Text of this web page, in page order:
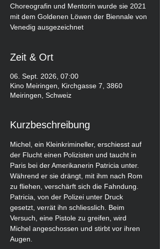
Choreografin und Mentorin wurde sie 2021
mit dem Goldenen Löwen der Biennale von
Venedig ausgezeichnet
Zeit & Ort
06. Sept. 2026, 07:00
Kino Meiringen, Kirchgasse 7, 3860
Meiringen, Schweiz
Kurzbeschreibung
Michel, ein Kleinkrimineller, erschiesst auf
der Flucht einen Polizisten und taucht in
Paris bei der Amerikanerin Patricia unter.
Während er sie drängt, mit ihm nach Rom
zu fliehen, verschärft sich die Fahndung.
Patricia, von der Polizei unter Druck
gesetzt, verrät ihn schliesslich. Beim
Versuch, eine Pistole zu greifen, wird
Michel angeschossen und stirbt vor ihren
Augen.